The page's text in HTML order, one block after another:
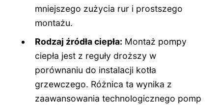
mniejszego zużycia rur i prostszego
montażu.
Rodzaj źródła ciepła: Montaż pompy
ciepła jest z reguły droższy w
porównaniu do instalacji kotła
grzewczego. Różnica ta wynika z
zaawansowania technologicznego pomp